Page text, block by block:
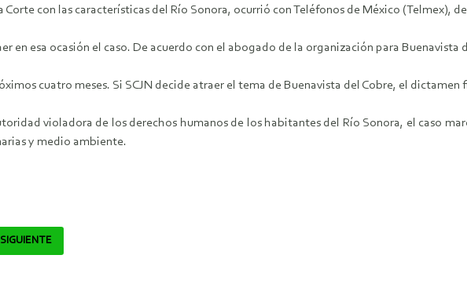
Corte con las características del Río Sonora, ocurrió con Teléfonos de México (Telmex),
en esa ocasión el caso. De acuerdo con el abogado de la organización para Buenavista
cuatro meses. Si SCJN decide atraer el tema de Buenavista del Cobre, el
violadora de los derechos humanos de los habitantes del Río Sonora, el caso
y medio ambiente.